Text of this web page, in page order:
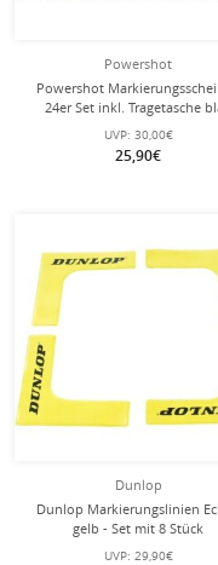
Powershot
Powershot
24er Set inkl. Tragetasche
UVP: 30,00€
25,90€
Dunlop
Dunlop Markierungslinien
gelb - Set mit 8 Stück
UVP: 29,90€